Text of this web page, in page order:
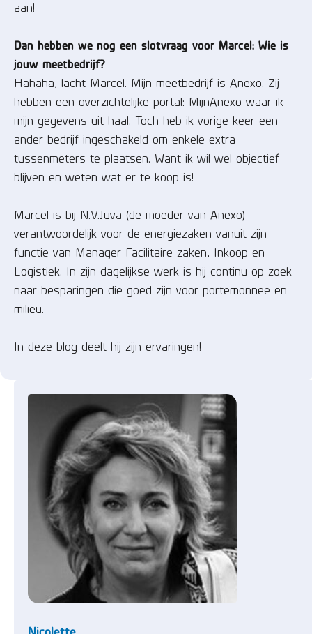
aan!
Dan hebben we nog een slotvraag voor Marcel: Wie is
jouw meetbedrijf?
Hahaha, lacht Marcel. Mijn meetbedrijf is Anexo. Zij
hebben een overzichtelijke portal: MijnAnexo waar ik
mijn gegevens uit haal. Toch heb ik vorige keer een
ander bedrijf ingeschakeld om enkele extra
tussenmeters te plaatsen. Want ik wil wel objectief
blijven en weten wat er te koop is!
Marcel is bij N.V.Juva (de moeder van Anexo)
verantwoordelijk voor de energiezaken vanuit zijn
functie van Manager Facilitaire zaken, Inkoop en
Logistiek. In zijn dagelijkse werk is hij continu op zoek
naar besparingen die goed zijn voor portemonnee en
milieu.
In deze blog deelt hij zijn ervaringen!